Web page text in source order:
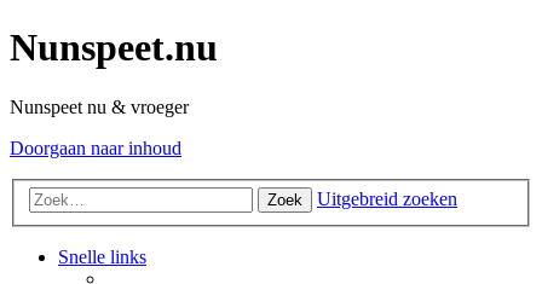
Nunspeet.nu
Nunspeet nu & vroeger
Doorgaan naar inhoud
Zoek Uitgebreid zoeken
Snelle links